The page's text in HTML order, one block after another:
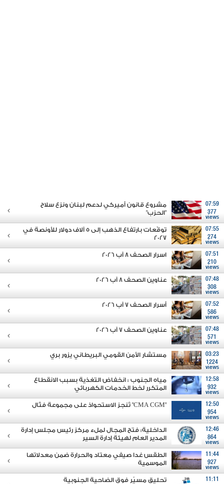
07:59
377
views
مشروع قانون أميركي لدعم لبنان ونزع سلاح
"الحزب"
07:55
274
views
توقّعات بارتفاع الذهب إلى 5 آلاف دولار للأونصة في
2027
07:51
210
views
اسرار الصحف 8 آب 2026
07:48
308
views
عناوين الصحف 8 آب 2026
07:52
586
views
أسرار الصحف 7 آب 2026
07:48
571
views
عناوين الصحف 7 آب 2026
03:23
1224
views
مستشار الأمن القومي البريطاني يزور بري
12:58
932
views
مياه الجنوب : انخفاض التغذية بسبب الانقطاع
المتكرر لخط الخدمات الكهربائي
12:50
954
views
"CMA CGM" تُنجز الاستحواذ على مجموعة فتّال
12:46
864
views
الداخلية: فتح المجال لملء مركز رئيس مجلس إدارة
المدير العام لهيئة إدارة السير
11:44
927
views
الطقس غدا صيفي معتاد والحرارة ضمن معدلاتها
الموسمية
11:11
تحليق مسيّر فوق الضاحية الجنوبية